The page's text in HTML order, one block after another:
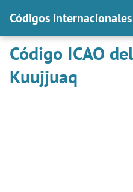
Códigos internacionales
Código ICAO
Kuujjuaq